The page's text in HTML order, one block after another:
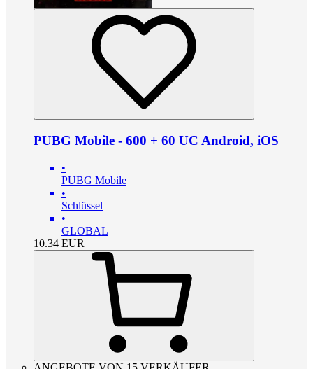
PUBG Mobile - 600 + 60 UC Android, iOS
•
PUBG Mobile
•
Schlüssel
•
GLOBAL
10.34 EUR